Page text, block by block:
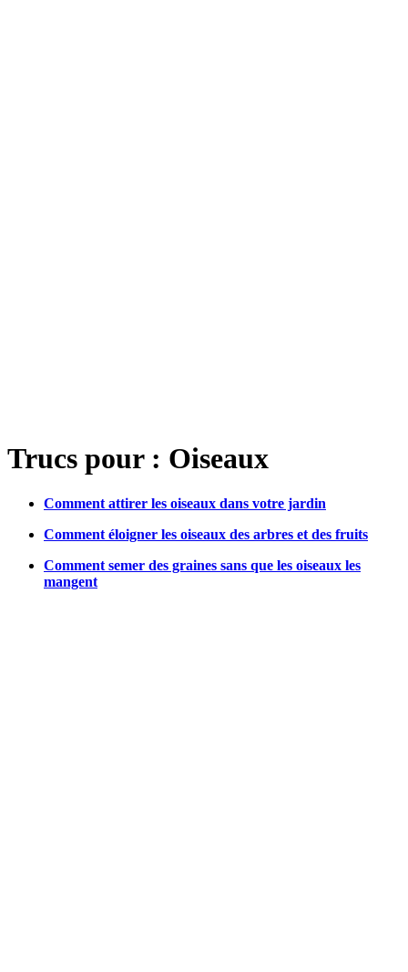
Trucs pour : Oiseaux
Comment attirer les oiseaux dans votre jardin
Comment éloigner les oiseaux des arbres et des fruits
Comment semer des graines sans que les oiseaux les
mangent